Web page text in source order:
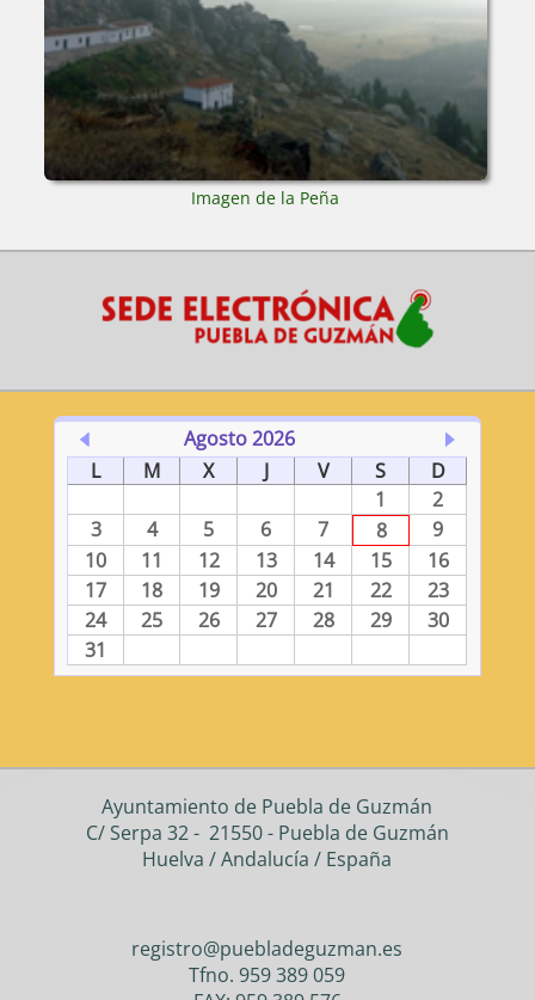
Imagen de la Peña
Agosto 2026
L
M X J V S
D
1
2
3
4 5 6 7 8
9
10
11 12 13 14 15
16
17
18 19 20 21 22
23
24
25 26 27 28 29
30
31
Ayuntamiento de Puebla de Guzmán
C/ Serpa 32 - 21550 - Puebla de Guzmán
Huelva / Andalucía / España
registro@puebladeguzman.es
Tfno. 959 389 059